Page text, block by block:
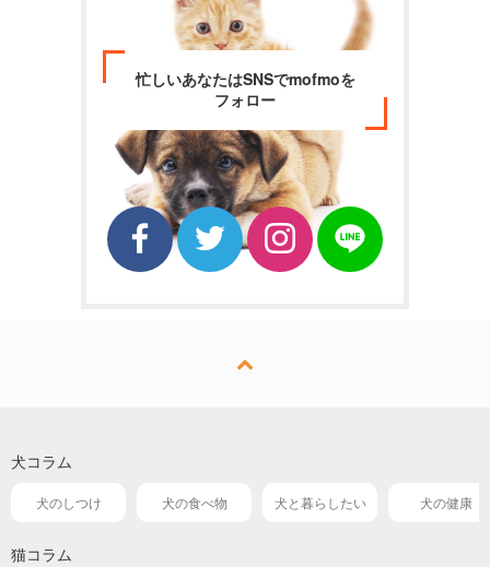
忙しいあなたはSNSでmofmoを
フォロー
犬コラム
犬のしつけ 犬の食べ物 犬と暮らしたい 犬の健康
猫コラム